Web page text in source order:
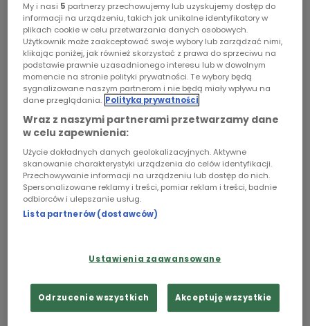
Orkiestra Polskiego Radia w
Warszawie
fot.Cezary
Piwowarski
"Ptasie panaceum" - reportaż Jadwigi
Bulandrą, chirurgiem dziecięcym, kierującym
Centrum Urazowym w Górnośląskim Centrum
My i nasi 5 partnerzy przechowujemy lub uzyskujemy dostęp do
informacji na urządzeniu, takich jak unikalne identyfikatory w
plikach cookie w celu przetwarzania danych osobowych.
Użytkownik może zaakceptować swoje wybory lub zarządzać nimi,
klikając poniżej, jak również skorzystać z prawa do sprzeciwu na
podstawie prawnie uzasadnionego interesu lub w dowolnym
momencie na stronie polityki prywatności. Te wybory będą
sygnalizowane naszym partnerom i nie będą miały wpływu na
dane przeglądania. Polityka prywatności
Wraz z naszymi partnerami przetwarzamy dane
w celu zapewnienia:
Użycie dokładnych danych geolokalizacyjnych. Aktywne
skanowanie charakterystyki urządzenia do celów identyfikacji.
Przechowywanie informacji na urządzeniu lub dostęp do nich.
Spersonalizowane reklamy i treści, pomiar reklam i treści, badnie
odbiorców i ulepszanie usług.
Lista partnerów (dostawców)
Ustawienia zaawansowane
Odrzucenie wszystkich Akceptuję wszystkie